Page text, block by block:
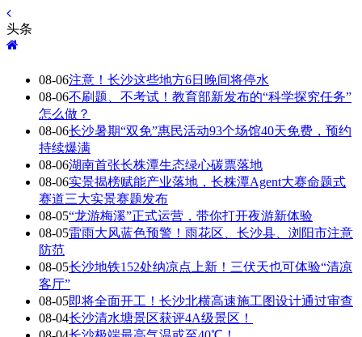
头条
08-06注意！长沙这些地方6日晚间将停水
08-06不刷题、不考试！教育部新发布的“科学探究任务”
怎么做？
08-06长沙暑期“双免”惠民活动93个场馆40天免费，预约
持续爆满
08-06湖南首张长株潭生态绿心碳票落地
08-06实景揭榜赋能产业落地，长株潭Agent大赛命题式
赛道三大实景赛题发布
08-05“龙游梅溪”正式运营，带你打开夜游新体验
08-05雷雨大风蓝色预警！雨花区、长沙县、浏阳市注意
防范
08-05长沙地铁152处纳凉点上新！三伏天也可体验“清凉
客厅”
08-05即将全面开工！长沙北横高速施工图设计通过审查
08-04长沙清水塘景区获评4A级景区！